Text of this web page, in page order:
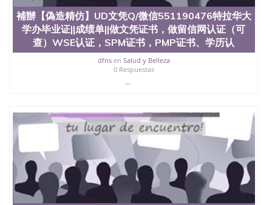
補辦【偽造精仿】UD文凭Q/微信551190476特拉华大
学办毕业证||成绩单||做文凭证书，做留信网认证（可
查）WSE认证，SPM证书，PMP证书、学历认
dfnsen Salud y Belleza
0 Respuestas
...